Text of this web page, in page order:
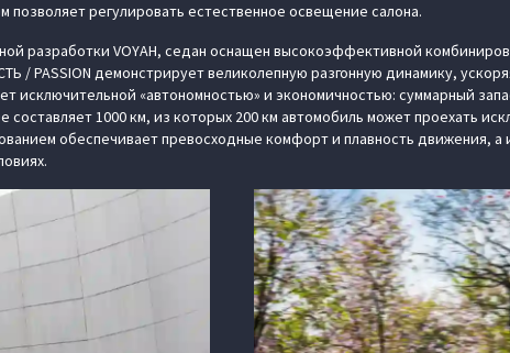
регулировать естественное освещение салона.
разработки VOYAH, седан оснащен высокоэффективной
/ PASSION демонстрирует великолепную разгонную динамику,
исключительной «автономностью» и экономичностью: суммарный
1000 км, из которых 200 км автомобиль может проехать
обеспечивает превосходные комфорт и плавность движения, а